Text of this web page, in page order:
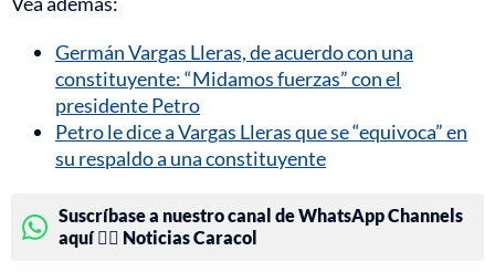
Germán Vargas Lleras, de acuerdo con una
constituyente: “Midamos fuerzas” con el
presidente Petro
Petro le dice a Vargas Lleras que se “equivoca” en
su respaldo a una constituyente
Suscríbase a nuestro canal de WhatsApp Channels
aquí 👉🏻 Noticias Caracol